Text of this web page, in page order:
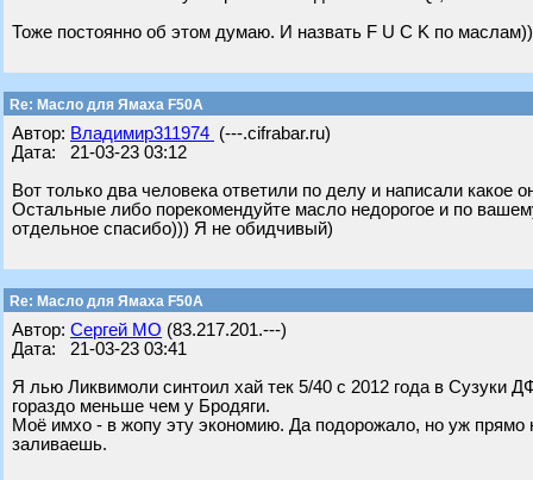
Тоже постоянно об этом думаю. И назвать F U C K по маслам))
Re: Масло для Ямаха F50A
Автор: Владимир311974 (---.cifrabar.ru)
Дата: 21-03-23 03:12
Вот только два человека ответили по делу и написали какое
Остальные либо порекомендуйте масло недорогое и по
отдельное спасибо))) Я не обидчивый)
Re: Масло для Ямаха F50A
Автор: Сергей МО (83.217.201.---)
Дата: 21-03-23 03:41
Я лью Ликвимоли синтоил хай тек 5/40 с 2012 года в Сузуки
гораздо меньше чем у Бродяги.
Моё имхо - в жопу эту экономию. Да подорожало, но уж
заливаешь.